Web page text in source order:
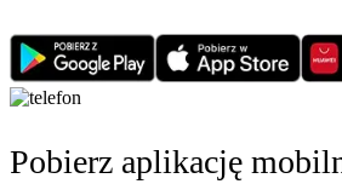
Pobierz aplikację